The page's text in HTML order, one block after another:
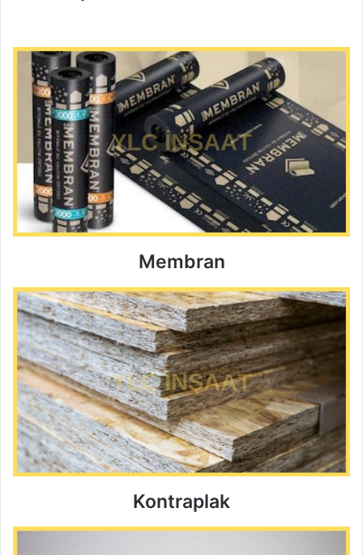
Membran
Kontraplak